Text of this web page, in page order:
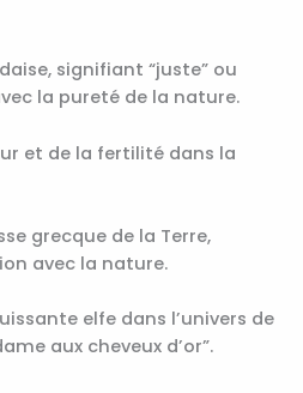
signifiant “juste” ou
la pureté de la nature.
et de la fertilité dans la
grecque de la Terre,
avec la nature.
elfe dans l’univers de
aux cheveux d’or”.